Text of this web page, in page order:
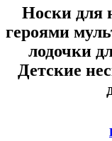
Носки для
героями
лодочки
Детские